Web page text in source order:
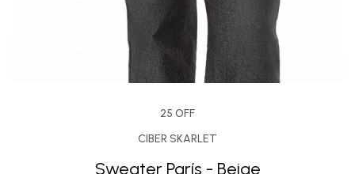
25 OFF
CIBER SKARLET
Sweater París - Beige